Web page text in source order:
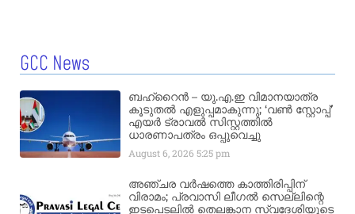
GCC News
ബഹ്‌റൈൻ – യു.എ.ഇ വിമാനയാത്ര
കൂടുതൽ എളുപ്പമാകുന്നു; ‘വൺ സ്റ്റോപ്പ്’
എയർ ട്രാവൽ സിസ്റ്റത്തിൽ
ധാരണാപത്രം ഒപ്പുവെച്ചു
August 6, 20265:25 pm
അഞ്ചര വർഷത്തെ കാത്തിരിപ്പിന്
വിരാമം; പ്രവാസി ലീഗൽ സെല്ലിന്റെ
ഇടപെടലിൽ തെലങ്കാന സ്വദേശിയുടെ